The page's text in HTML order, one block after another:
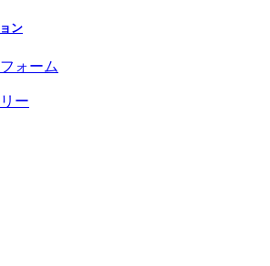
ン
ォーム
ー